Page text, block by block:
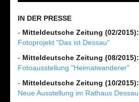
IN DER PRESSE
- Mitteldeutsche Zeitung (02/2015):
Fotoprojekt "Das ist Dessau"
- Mitteldeutsche Zeitung (08/2015):
Fotoausstellung "Heimatwanderer"
- Mitteldeutsche Zeitung (10/2015):
Neue Ausstellung im Rathaus Dessau